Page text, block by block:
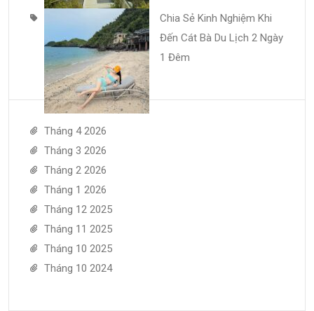
Chia Sẻ Kinh Nghiệm Khi
Đến Cát Bà Du Lịch 2 Ngày
1 Đêm
Tháng 4 2026
Tháng 3 2026
Tháng 2 2026
Tháng 1 2026
Tháng 12 2025
Tháng 11 2025
Tháng 10 2025
Tháng 10 2024